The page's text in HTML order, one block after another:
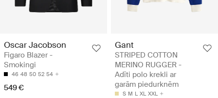
Oscar Jacobson
Figaro Blazer -
Smokingi
46 48 50 52 54
549 €
Gant
STRIPED COTTON
MERINO RUGGER -
Adīti polo krekli ar
garām piedurknēm
S M L XL XXL